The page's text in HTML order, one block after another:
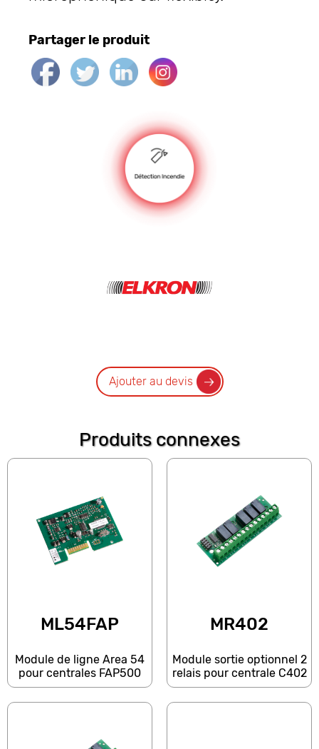
Partager le produit
Ajouter au devis
Produits connexes
ML54FAP
Module de ligne Area 54
pour centrales FAP500
MR402
Module sortie optionnel 2
relais pour centrale C402